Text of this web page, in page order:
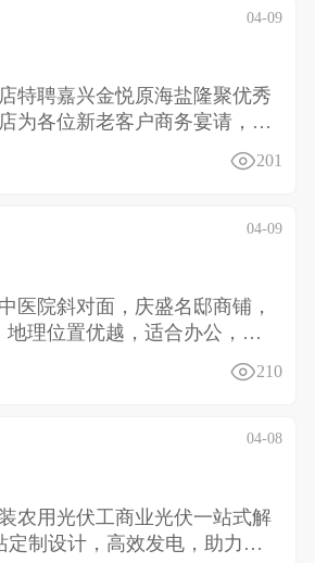
04-09
特聘嘉兴金悦原海盐隆聚优秀
为各位新老客户商务宴请，生
201
04-09
医院斜对面，庆盛名邸商铺，
地理位置优越，适合办公，教
210
04-08
农用光伏工商业光伏一站式解
制设计，高效发电，助力降